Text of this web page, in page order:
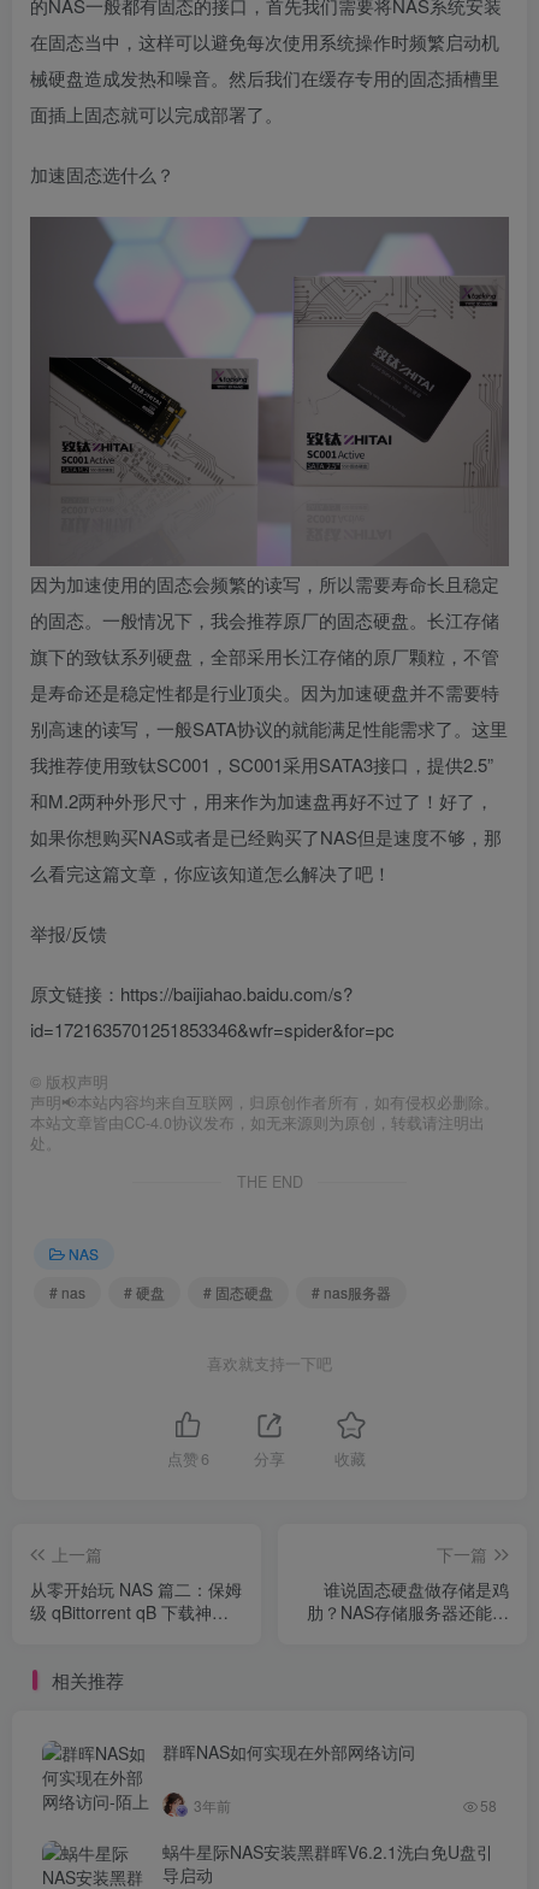
的NAS一般都有固态的接口，首先我们需要将NAS系统安装
在固态当中，这样可以避免每次使用系统操作时频繁启动机
械硬盘造成发热和噪音。然后我们在缓存专用的固态插槽里
面插上固态就可以完成部署了。
加速固态选什么？
因为加速使用的固态会频繁的读写，所以需要寿命长且稳定
的固态。一般情况下，我会推荐原厂的固态硬盘。长江存储
旗下的致钛系列硬盘，全部采用长江存储的原厂颗粒，不管
是寿命还是稳定性都是行业顶尖。因为加速硬盘并不需要特
别高速的读写，一般SATA协议的就能满足性能需求了。这里
我推荐使用致钛SC001，SC001采用SATA3接口，提供2.5”
和M.2两种外形尺寸，用来作为加速盘再好不过了！好了，
如果你想购买NAS或者是已经购买了NAS但是速度不够，那
么看完这篇文章，你应该知道怎么解决了吧！
举报/反馈
原文链接：https://baijiahao.baidu.com/s?
id=1721635701251853346&wfr=spider&for=pc
© 版权声明
声明📢本站内容均来自互联网，归原创作者所有，如有侵权必删除。
本站文章皆由CC-4.0协议发布，如无来源则为原创，转载请注明出
处。
THE END
NAS
# nas
# 硬盘 # 固态硬盘 # nas服务器
喜欢就支持一下吧
点赞 6 分享 收藏
上一篇
从零开始玩 NAS 篇二：保姆
级 qBittorrent qB 下载神器
下一篇
谁说固态硬盘做存储是鸡
肋？NAS存储服务器还能这
相关推荐
群晖NAS如何实现在外部网络访问
3年前 58
蜗牛星际NAS安装黑群晖V6.2.1洗白免U盘引
导启动